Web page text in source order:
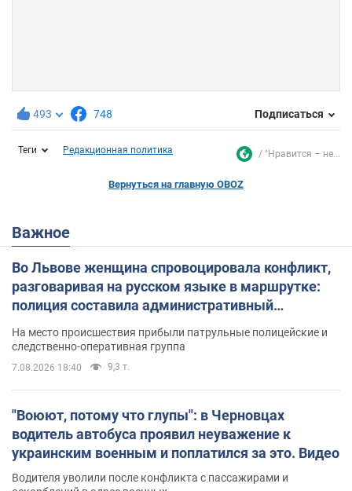
493 748 Подписаться
Теги Редакционная политика "Нравится – не...
Вернуться на главную OBOZ
Важное
Во Львове женщина спровоцировала конфликт,
разговаривая на русском языке в маршрутке:
полиция составила административный
На место происшествия прибыли патрульные полицейские и
следственно-оперативная группа
7.08.2026 18:40 9,3 т.
"Воюют, потому что глупы": в Черновцах
водитель автобуса проявил неуважение к
украинским военным и поплатился за это. Видео
Водителя уволили после конфликта с пассажирами и